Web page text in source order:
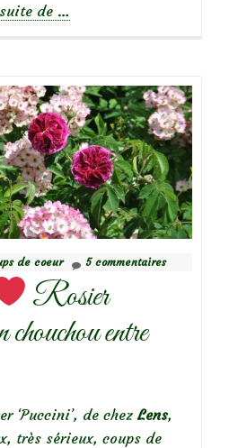
de
Mon
joli
pommetier
:
Malus
‘Sugar
Tyme’
…
de coeur 5 commentaires
Rosier
entre
‘Puccini’, de chezLens,
très sérieux, coups de